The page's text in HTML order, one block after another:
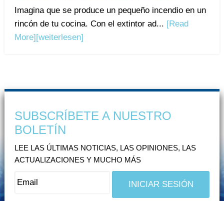
Imagina que se produce un pequeño incendio en un
rincón de tu cocina. Con el extintor ad... [Read
More][weiterlesen]
SUBSCRÍBETE A NUESTRO
BOLETÍN
LEE LAS ÚLTIMAS NOTICIAS, LAS OPINIONES, LAS
ACTUALIZACIONES Y MUCHO MÁS